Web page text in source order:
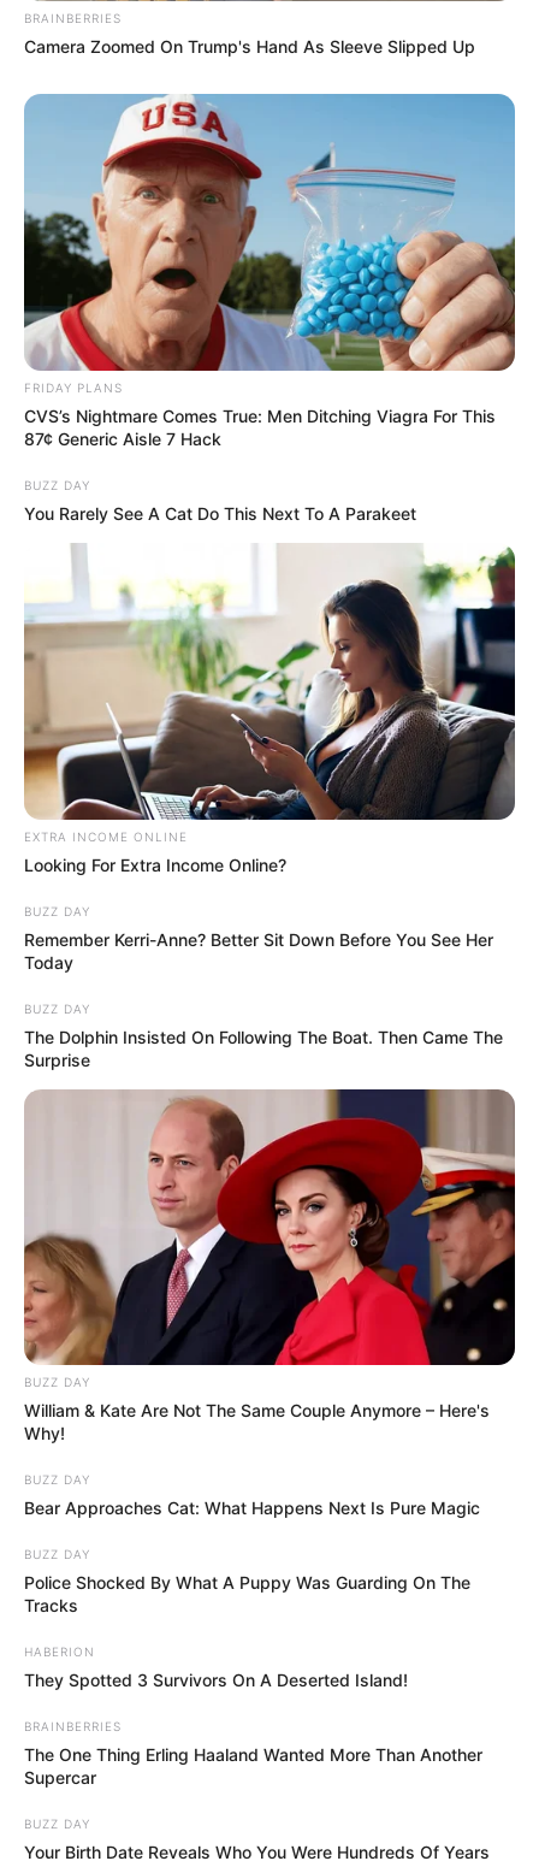
BRAINBERRIES
Camera Zoomed On Trump's Hand As Sleeve Slipped Up
FRIDAY PLANS
CVS’s Nightmare Comes True: Men Ditching Viagra For This
87¢ Generic Aisle 7 Hack
BUZZ DAY
You Rarely See A Cat Do This Next To A Parakeet
EXTRA INCOME ONLINE
Looking For Extra Income Online?
BUZZ DAY
Remember Kerri-Anne? Better Sit Down Before You See Her
Today
BUZZ DAY
The Dolphin Insisted On Following The Boat. Then Came The
Surprise
BUZZ DAY
William & Kate Are Not The Same Couple Anymore – Here's
Why!
BUZZ DAY
Bear Approaches Cat: What Happens Next Is Pure Magic
BUZZ DAY
Police Shocked By What A Puppy Was Guarding On The
Tracks
HABERION
They Spotted 3 Survivors On A Deserted Island!
BRAINBERRIES
The One Thing Erling Haaland Wanted More Than Another
Supercar
BUZZ DAY
Your Birth Date Reveals Who You Were Hundreds Of Years